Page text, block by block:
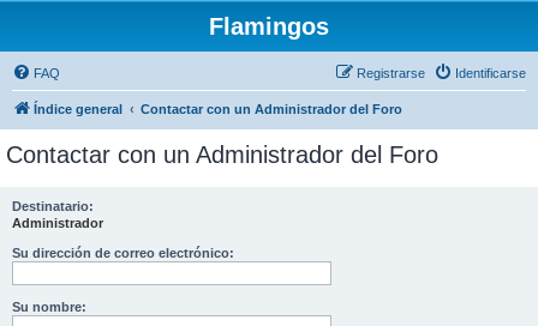
Flamingos
FAQ Identificarse
Registrarse
Índice general Contactar con un Administrador del Foro
Contactar con un Administrador del Foro
Destinatario:
Administrador
Su dirección de correo electrónico:
Su nombre: